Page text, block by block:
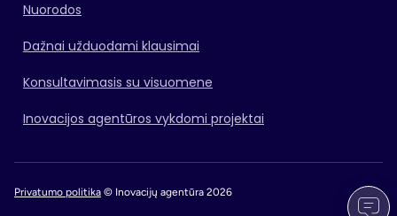
Nuorodos
Dažnai užduodami klausimai
Konsultavimasis su visuomene
Inovacijos agentūros vykdomi projektai
Privatumo politika © Inovacijų agentūra 2026